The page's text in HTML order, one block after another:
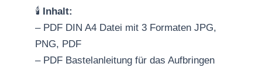
🕯️ Inhalt:
– PDF DIN A4 Datei mit 3 Formaten JPG,
PNG, PDF
– PDF Bastelanleitung für das Aufbringen